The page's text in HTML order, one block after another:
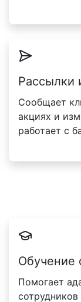
Рассылки
Сообщает
акциях и
работает с
Обучение
Помогает